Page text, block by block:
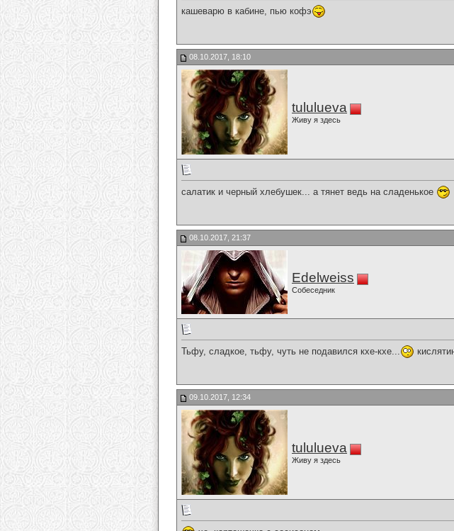
кашеварю в кабине, пью кофэ
08.10.2017, 18:10
tululueva
Живу я здесь
салатик и черный хлебушек... а тянет ведь на сладенькое
08.10.2017, 21:37
Edelweiss
Собеседник
Тьфу, сладкое, тьфу, чуть не подавился кхе-кхе...
09.10.2017, 12:34
tululueva
Живу я здесь